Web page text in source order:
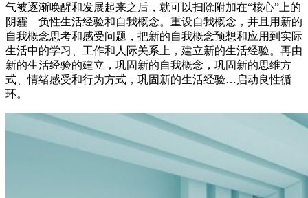
气被逐渐唤醒和发展起来之后，就可以扫除附加在“核心”上的
阴霾—负性生活经验和自我概念。重设自我概念，并且用新的
自我概念思考和感受问题，把新的自我概念预想和应用到实际
生活中的学习、工作和人际关系上，建立新的生活经验。再由
新的生活经验的建立，巩固新的自我概念，巩固新的思维方
式、情绪感受和行为方式，巩固新的生活经验…启动良性循
环。